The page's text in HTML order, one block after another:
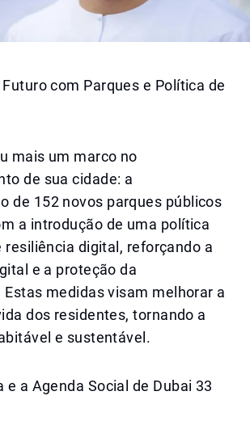
com Parques e Política de
mais um marco no
de sua cidade: a
de 152 novos parques públicos
a introdução de uma política
resiliência digital, reforçando a
e a proteção da
medidas visam melhorar a
dos residentes, tornando a
e sustentável.
e a Agenda Social de Dubai 33